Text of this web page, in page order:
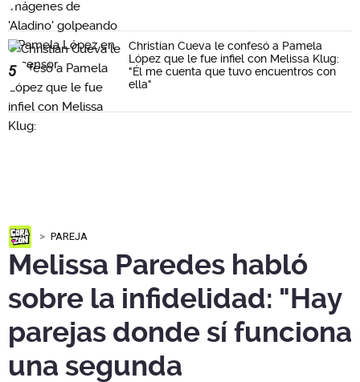
5
Christian Cueva le confesó a Pamela
López que le fue infiel con Melissa Klug:
"Él me cuenta que tuvo encuentros con
ella"
PAREJA
Melissa Paredes habló
sobre la infidelidad: "Hay
parejas donde sí funciona
una segunda